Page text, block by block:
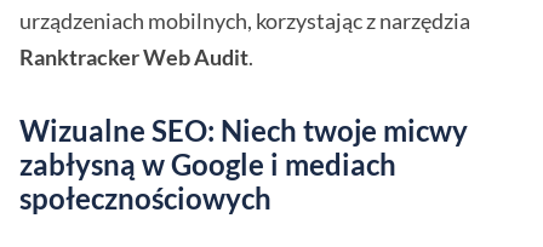
urządzeniach mobilnych, korzystając z narzędzia
Ranktracker Web Audit.
Wizualne SEO: Niech twoje micwy
zabłysną w Google i mediach
społecznościowych